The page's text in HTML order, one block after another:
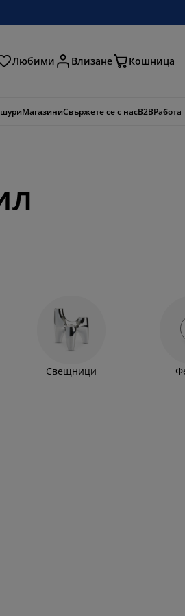
Любими Влизане Кошница
МагазиниСвържете се с насB2BРабота
Свещници